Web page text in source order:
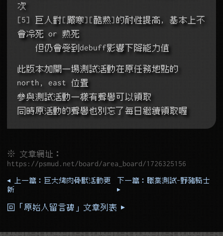
次
[5] 巨人對[嚴寒][酷熱]的耐性提高, 基本上不
會冷死 or 熱死
    但仍會受到debuff影響下降能力值
此版本加開一場測試活動在原任務地點的
north, east 位置
參與測試活動一樣有聲譽可以領取
同時原活動的聲譽也別忘了每日繼續領取喔
※ 文章網址：
https://psmud.net/board/area_board/1726325156
◂ 上一篇：巨大烤肉骨獸活動更
新
下一篇：職業測試-野豬騎士
▸
回「原始人留言碑」文章列表 ▸